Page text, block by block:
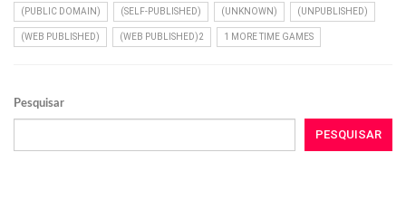
(PUBLIC DOMAIN) (SELF-PUBLISHED) (UNKNOWN) (UNPUBLISHED)
(WEB PUBLISHED) (WEB PUBLISHED)2 1 MORE TIME GAMES
Pesquisar
PESQUISAR